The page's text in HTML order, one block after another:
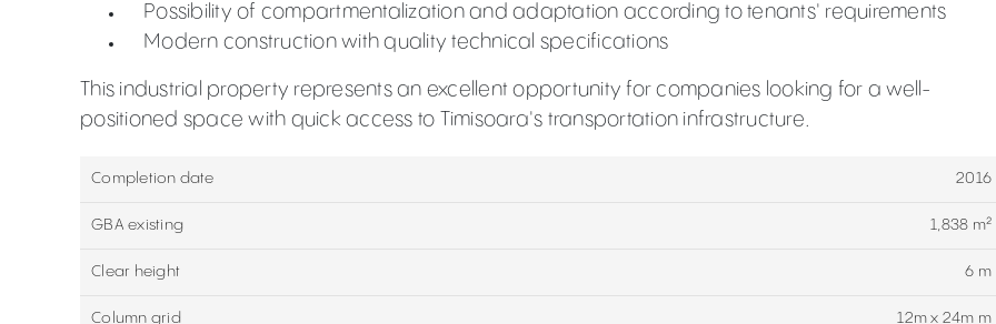
Possibility of compartmentalization and adaptation according to tenants' requirements
Modern construction with quality technical specifications
This industrial property represents an excellent opportunity for companies looking for a well-
positioned space with quick access to Timisoara's transportation infrastructure.
Completion date 2016
GBA existing 1,838 m²
Clear height 6 m
Column grid 12m x 24m m